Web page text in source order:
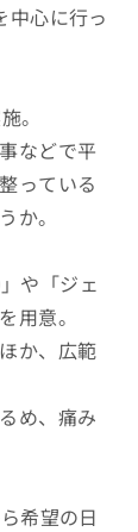
中心に行っ
。
などで平
っている
か。
や「ジェ
用意。
か、広範
め、痛み
希望の日